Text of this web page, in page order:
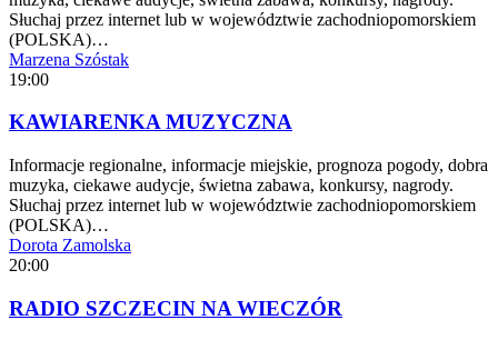
Słuchaj przez internet lub w województwie zachodniopomorskiem
(POLSKA)…
Marzena Szóstak
19:00
KAWIARENKA MUZYCZNA
Informacje regionalne, informacje miejskie, prognoza pogody, dobra
muzyka, ciekawe audycje, świetna zabawa, konkursy, nagrody.
Słuchaj przez internet lub w województwie zachodniopomorskiem
(POLSKA)…
Dorota Zamolska
20:00
RADIO SZCZECIN NA WIECZÓR